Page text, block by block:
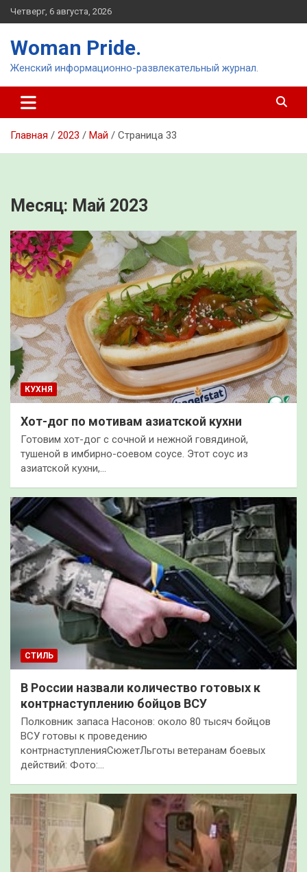
Перейти
к
Четверг, 6 августа, 2026
Woman Pride.
Женский информационно-развлекательный журнал.
Главная 2023 Май Страница 33
Месяц: Май 2023
КУХНЯ
Хот-дог по мотивам азиатской кухни
Готовим хот-дог с сочной и нежной говядиной,
тушеной в имбирно-соевом соусе. Этот соус из
азиатской кухни,…
СТИЛЬ
В России назвали количество готовых к
контрнаступлению бойцов ВСУ
Полковник запаса Насонов: около 80 тысяч бойцов
ВСУ готовы к проведению
контрнаступленияСюжетЛьготы ветеранам боевых
действий: Фото:…